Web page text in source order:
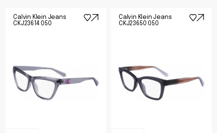
Calvin Klein Jeans
CKJ23614 050
Calvin Klein Jeans
CKJ23650 050